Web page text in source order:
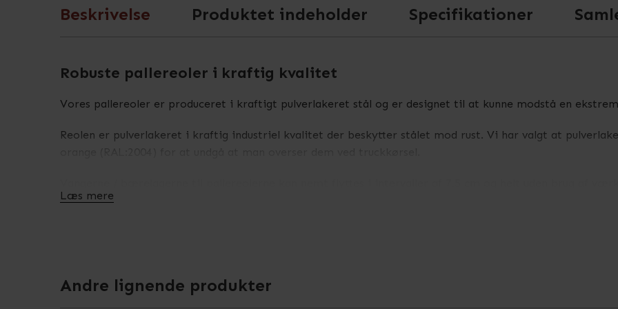
Beskrivelse
Robuste pallereoler i kraftig kvalitet
Vores pallereoler er produceret i kraftigt pulverlakeret stål og er designet til at kunne modstå en
Reolen er pulverlakeret i kraftig industriel kvalitet der beskytter stålet mod rust. Vi har valgt at
medfølgende sikkerhedssplits.
pallereoler i gulvet med forankringsbolte. De er lavet til betonggulv og vi anbefaler ikke at anvende dem
Skal du sætte fag i forskellige højder sammen skal du være opmærksom
Læs mere
Produktet indeholder Specifikationer
Andre lignende produkter